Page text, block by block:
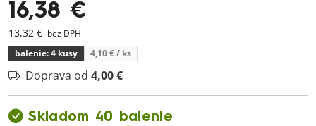
16,38 €
13,32 € bez DPH
balenie: 4 kusy
4,10 €/ ks
Doprava od 4,00 €
Skladom 40 balenie